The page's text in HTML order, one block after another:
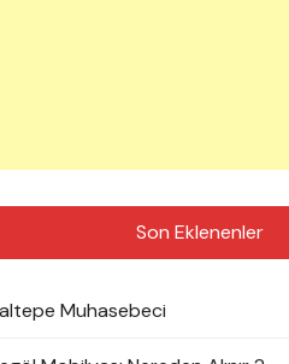
Son Eklenenler
Muhasebeci